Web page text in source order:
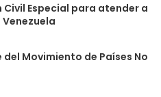
Especial para atender a
Movimiento de Países No